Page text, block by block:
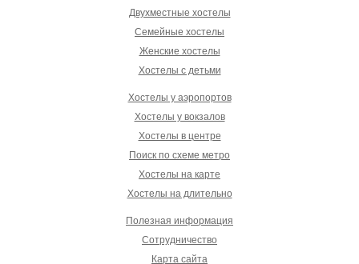
Двухместные хостелы
Семейные хостелы
Женские хостелы
Хостелы с детьми
Хостелы у аэропортов
Хостелы у вокзалов
Хостелы в центре
Поиск по схеме метро
Хостелы на карте
Хостелы на длительно
Полезная информация
Сотрудничество
Карта сайта